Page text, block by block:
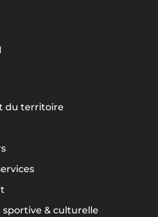
du territoire
sportive & culturelle